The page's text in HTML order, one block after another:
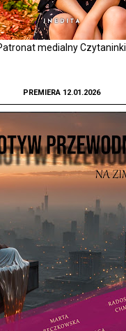
medialny Czytaninki
PREMIERA 12.01.2026